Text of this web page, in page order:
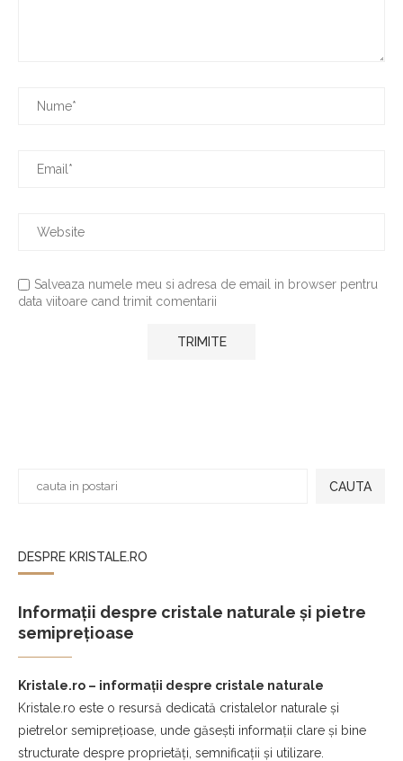
Salveaza numele meu si adresa de email in browser pentru
data viitoare cand trimit comentarii
CAUTA
DESPRE KRISTALE.RO
Informații despre cristale naturale și pietre
semiprețioase
Kristale.ro – informații despre cristale naturale
Kristale.ro este o resursă dedicată cristalelor naturale și
pietrelor semiprețioase, unde găsești informații clare și bine
structurate despre proprietăți, semnificații și utilizare.